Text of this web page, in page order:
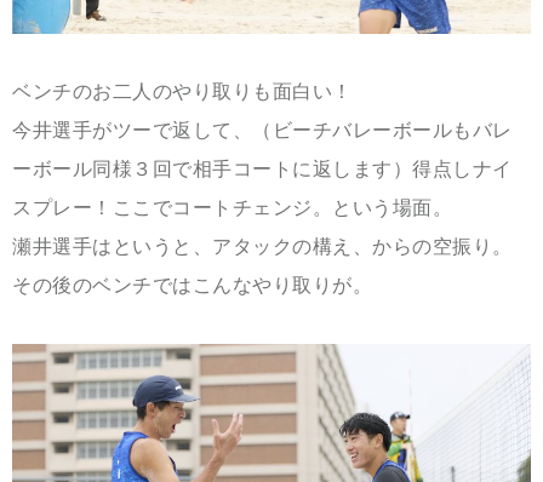
ベンチのお二人のやり取りも面白い！
今井選手がツーで返して、（ビーチバレーボールもバレ
ーボール同様３回で相手コートに返します）得点しナイ
スプレー！ここでコートチェンジ。という場面。
瀬井選手はというと、アタックの構え、からの空振り。
その後のベンチではこんなやり取りが。